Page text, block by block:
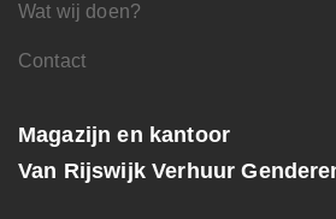
Wat wij doen?
Contact
Magazijn en kantoor
Van Rijswijk Verhuur